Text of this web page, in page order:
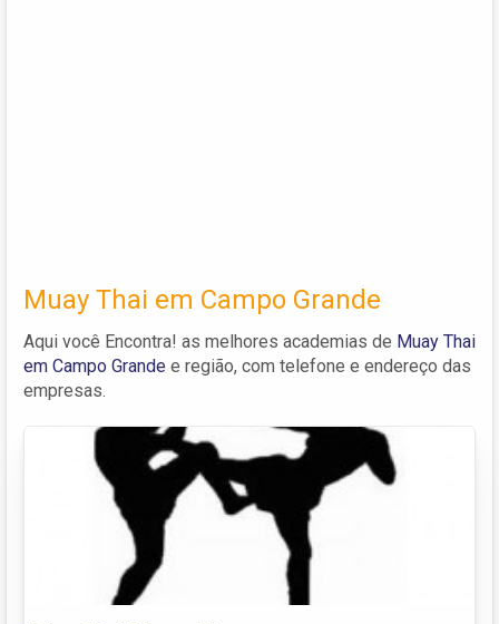
Muay Thai em Campo Grande
Aqui você Encontra! as melhores academias de Muay Thai
em Campo Grande e região, com telefone e endereço das
empresas.